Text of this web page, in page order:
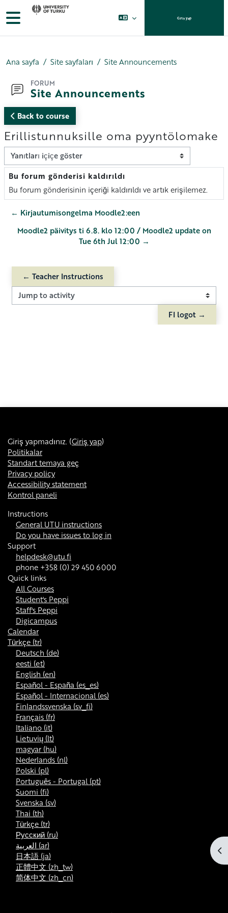
Ana içeriğe git
Yan panel Giriş yap
Ana sayfa Site sayfaları Site Announcements
FORUM
Site Announcements
Back to course
Erillistunnuksille oma pyyntölomake
Görünüm modu
Bu forum gönderisi kaldırıldı
Yanıt sayısı: 0
Bu forum gönderisinin içeriği kaldırıldı ve artık erişilemez.
← Kirjautumisongelma Moodle2:een
Moodle2 päivitys ti 6.8. klo 12:00 / Moodle2 update on
Tue 6th Jul 12:00 →
← Teacher Instructions
Jump to activity
FI logot →
Giriş yapmadınız. (Giriş yap)
Politikalar
Standart temaya geç
Privacy policy
Accessibility statement
Kontrol paneli
Instructions
General UTU instructions
Do you have issues to log in
Support
helpdesk@utu.fi
phone +358 (0) 29 450 6000
Quick links
All Courses
Student's Peppi
Staff's Peppi
Digicampus
Calendar
Türkçe ‎(tr)‎
Deutsch ‎(de)‎
eesti ‎(et)‎
English ‎(en)‎
Español - España ‎(es_es)‎
Español - Internacional ‎(es)‎
Finlandssvenska ‎(sv_fi)‎
Français ‎(fr)‎
Italiano ‎(it)‎
Lietuvių ‎(lt)‎
magyar ‎(hu)‎
Nederlands ‎(nl)‎
Polski ‎(pl)‎
Português - Portugal ‎(pt)‎
Suomi ‎(fi)‎
Svenska ‎(sv)‎
Thai ‎(th)‎
Türkçe ‎(tr)‎
Русский ‎(ru)‎
العربية ‎(ar)‎
日本語 ‎(ja)‎
正體中文 ‎(zh_tw)‎
简体中文 ‎(zh_cn)‎